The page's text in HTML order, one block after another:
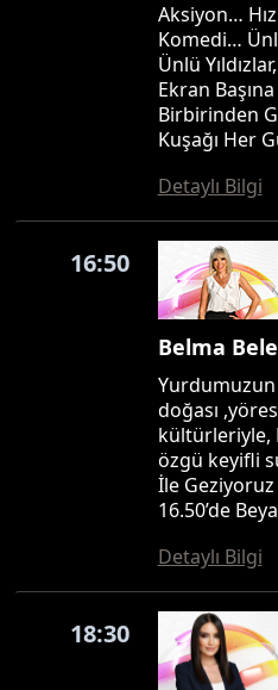
Aksiyon…
Komedi…
Ünlü
Ekran
Birbirinden
Kuşağı Her
Detaylı Bilgi
16:50
Belma
doğası
kültürleriyle,
özgü keyifli
İle
16.50’de
Detaylı Bilgi
18:30